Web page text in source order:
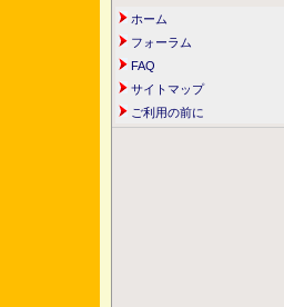
ホーム
フォーラム
FAQ
サイトマップ
ご利用の前に